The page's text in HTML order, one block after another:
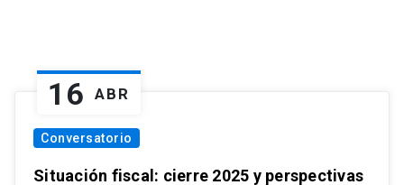
16 ABR
Conversatorio
Situación fiscal: cierre 2025 y perspectivas